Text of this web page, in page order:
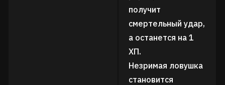
получит
смертельный удар,
а останется на 1
ХП.
Незримая ловушка
становится